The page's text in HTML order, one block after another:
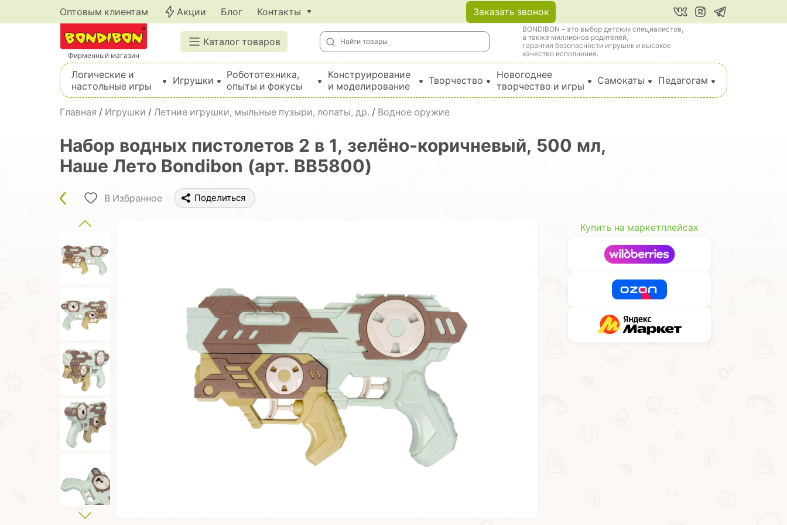
Оптовым клиентам Акции Блог Контакты Заказать звонок
Фирменный магазин
Каталог товаров
BONDIBON – это выбор детских специалистов,
а также миллионов родителей,
гарантия безопасности игрушек и высокое
качество исполнения.
Логические и
настольные игры
Игрушки
Робототехника,
опыты и фокусы
Конструирование
и моделирование
Творчество
Новогоднее
творчество и игры
Самокаты Педагогам
Главная / Игрушки / Летние игрушки, мыльные пузыри, лопаты, др. / Водное оружие
Набор водных пистолетов 2 в 1, зелёно-коричневый, 500 мл,
Наше Лето Bondibon (арт. ВВ5800)
В Избранное Поделиться
Купить на маркетплейсах